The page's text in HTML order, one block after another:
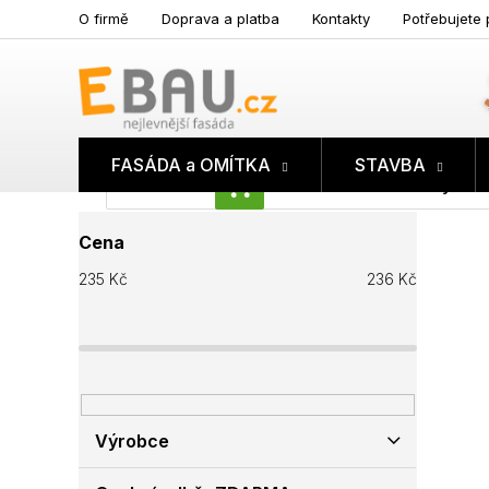
na
O firmě Doprava a platba Kontakty Potřebujete
NÁKUPNÍ
FASÁDA a OMÍTKA STAVBA
o
s
a
n
í
a
Cena
235 Kč 236 Kč
Výrobce